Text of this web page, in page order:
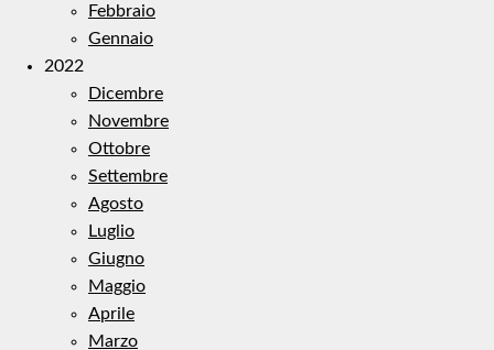
Febbraio
Gennaio
2022
Dicembre
Novembre
Ottobre
Settembre
Agosto
Luglio
Giugno
Maggio
Aprile
Marzo